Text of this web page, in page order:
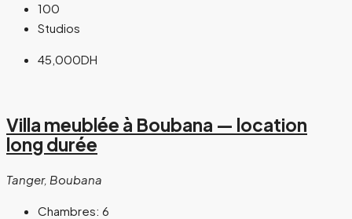
100
Studios
45,000DH
Villa meublée à Boubana — location
long durée
Tanger, Boubana
Chambres: 6